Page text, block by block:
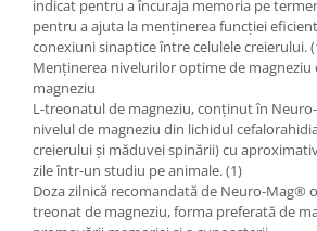
indicat pentru a încuraja memoria pe
pentru a ajuta la menținerea funcției
conexiuni sinaptice între celulele creierului.
Menținerea nivelurilor optime de magneziu
magneziu
L-treonatul de magneziu, conținut în
nivelul de magneziu din lichidul
creierului și măduvei spinării) cu
zile într-un studiu pe animale. (1)
Doza zilnică recomandată de Neuro-Mag®
treonat de magneziu, forma preferată de